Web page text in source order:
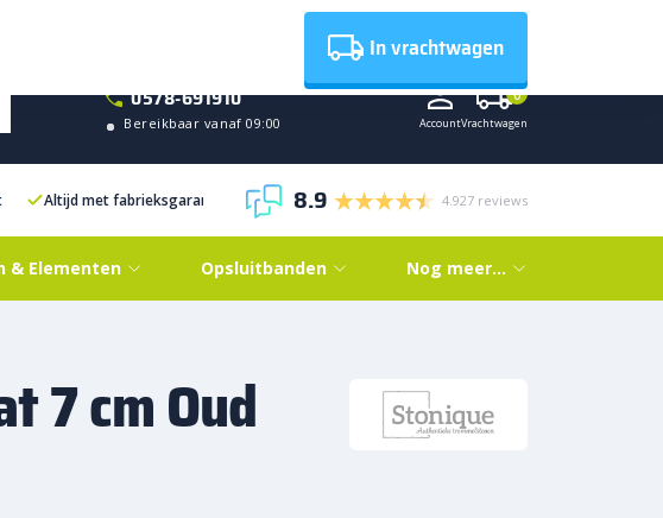
0578-691910
Bereikbaar vanaf 09:00 AccountVrachtwagen
0
Altijd met fabrieksgarantie 8.9 4.927 reviews
& Elementen Opsluitbanden Nog meer…
7 cm Oud
In vrachtwagen